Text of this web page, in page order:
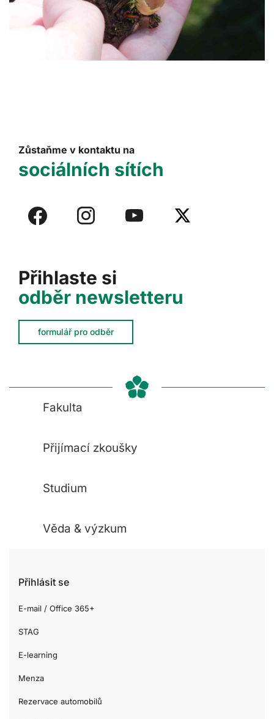
Přihlaste si
odběr newsletteru
formulář pro odběr
Zůstaňme v kontaktu na
sociálních sítích
Fakulta
Přijímací zkoušky
Studium
Věda & výzkum
Přihlásit se
E-mail / Office 365+
STAG
E-learning
Menza
Rezervace automobilů